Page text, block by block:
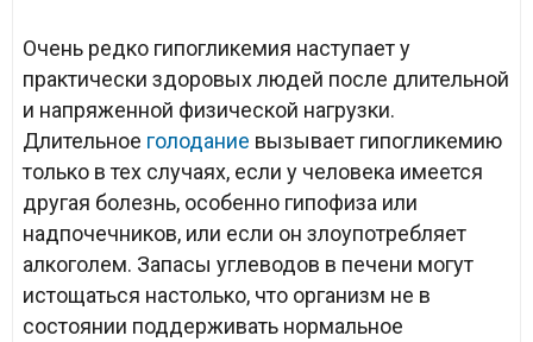
Очень редко гипогликемия наступает у
практически здоровых людей после длительной
и напряженной физической нагрузки.
Длительное голодание вызывает гипогликемию
только в тех случаях, если у человека имеется
другая болезнь, особенно гипофиза или
надпочечников, или если он злоупотребляет
алкоголем. Запасы углеводов в печени могут
истощаться настолько, что организм не в
состоянии поддерживать нормальное